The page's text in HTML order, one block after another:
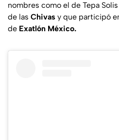
nombres como el de Tepa
de las Chivas y que participó
de Exatlón México.